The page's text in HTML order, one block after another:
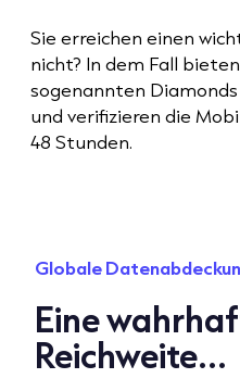
Sie erreichen einen
nicht? In dem Fall
sogenannten
und verifizieren die
48 Stunden.
Globale
Eine
Reichweite...